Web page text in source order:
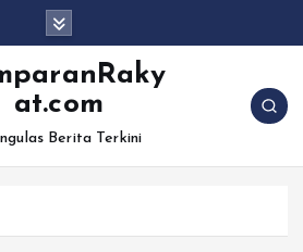
at.com
Berita Terkini